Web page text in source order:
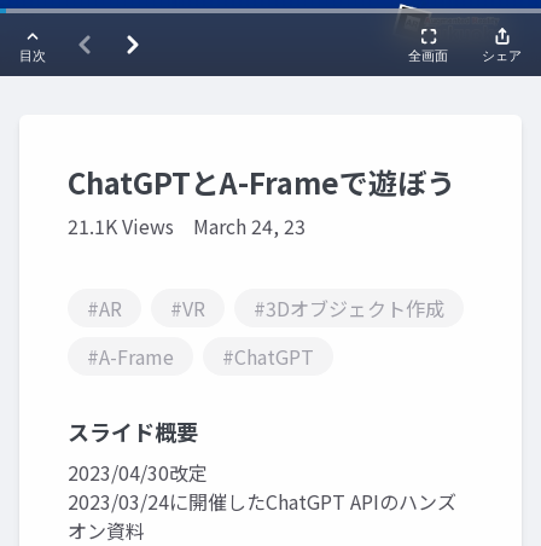
ChatGPTとA-Frameで遊ぼう
21.1K Views March 24, 23
#AR #VR
#3Dオブジェクト作成
#A-Frame
#ChatGPT
スライド概要
2023/04/30改定
2023/03/24に開催したChatGPT APIのハンズ
オン資料